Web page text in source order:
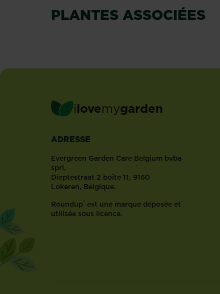
PLANTES ASSOCIÉES
En savoir plus
Concombre
En savoir plus
ilovemygarden
ADRESSE
Evergreen Garden Care Belgium bvba
sprl,
Dieptestraat 2 boîte 11, 9160
Lokeren, Belgique.
Roundup® est une marque déposée et
utilisée sous licence.